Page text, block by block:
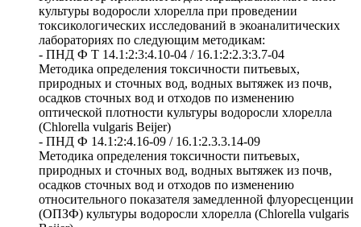
культуры водоросли хлорелла при проведении
токсикологических исследований в экоаналитических
лабораториях по следующим методикам:
- ПНД Ф Т 14.1:2:3:4.10-04 / 16.1:2:2.3:3.7-04
Методика определения токсичности питьевых,
природных и сточных вод, водных вытяжек из почв,
осадков сточных вод и отходов по изменению
оптической плотности культуры водоросли хлорелла
(Сhlorella vulgaris Beijer)
- ПНД Ф 14.1:2:4.16-09 / 16.1:2.3.3.14-09
Методика определения токсичности питьевых,
природных и сточных вод, водных вытяжек из почв,
осадков сточных вод и отходов по изменению
относительного показателя замедленной флуоресценции
(ОПЗФ) культуры водоросли хлорелла (Chlorella vulgaris